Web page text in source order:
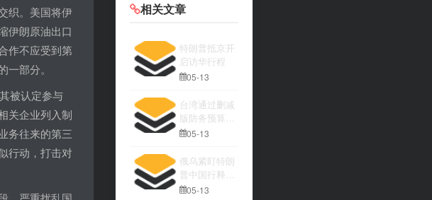
织。美国将伊
伊朗原油出口
作不应受到第
部分。
被认定参与
关企业列入制
务往来的第三
行动，打击对
相关文章
特朗普抵京开
启访华行程
05-13
台湾通过删减
版防务预算引
发关注
05-13
俄乌紧盯特朗
普中国行释放
何种信号
05-13